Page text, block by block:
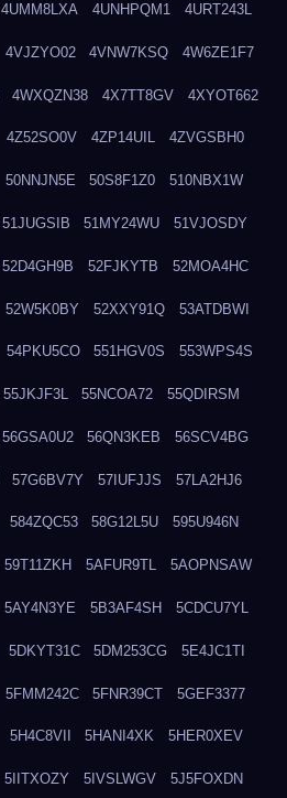
4UMM8LXA 4UNHPQM1 4URT243L
4VJZYO02 4VNW7KSQ 4W6ZE1F7
4WXQZN38 4X7TT8GV 4XYOT662
4Z52SO0V 4ZP14UIL 4ZVGSBH0
50NNJN5E 50S8F1Z0 510NBX1W
51JUGSIB 51MY24WU 51VJOSDY
52D4GH9B 52FJKYTB 52MOA4HC
52W5K0BY 52XXY91Q 53ATDBWI
54PKU5CO 551HGV0S 553WPS4S
55JKJF3L 55NCOA72 55QDIRSM
56GSA0U2 56QN3KEB 56SCV4BG
57G6BV7Y 57IUFJJS 57LA2HJ6
584ZQC53 58G12L5U 595U946N
59T11ZKH 5AFUR9TL 5AOPNSAW
5AY4N3YE 5B3AF4SH 5CDCU7YL
5DKYT31C 5DM253CG 5E4JC1TI
5FMM242C 5FNR39CT 5GEF3377
5H4C8VII 5HANI4XK 5HER0XEV
5IITXOZY 5IVSLWGV 5J5FOXDN